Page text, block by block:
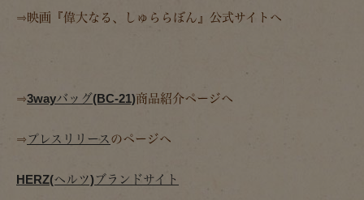
⇒映画『偉大なる、しゅららぼん』公式サイトへ
⇒3wayバッグ(BC-21)商品紹介ページへ
⇒プレスリリースのページへ
HERZ(ヘルツ)ブランドサイト